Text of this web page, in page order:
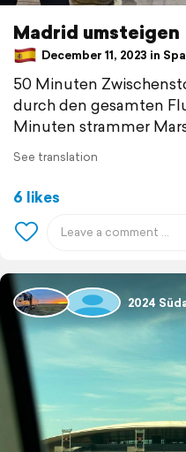
Madrid umsteigen
December 11, 2023 in
50 Minuten
durch den gesamten
Minuten strammer
See translation
6 likes
2024